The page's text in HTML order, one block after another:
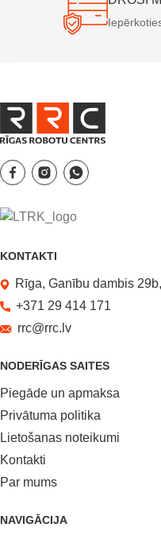
NAVIGĀCIJA
NODERĪGAS SAITES
Piegāde un apmaksa
Privātuma politika
Lietošanas noteikumi
Kontakti
Par mums
KONTAKTI
Rīga, Ganību dambis
+371 29 414 171
rrc@rrc.lv